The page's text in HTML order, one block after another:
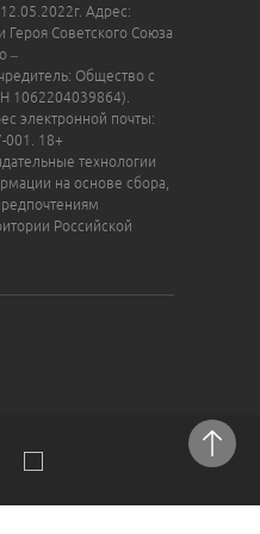
Адрес:
Героя Советского Союза
–
Общество с
1062204039864).
электронной почты:
001. 18+
технологии
на основе сбора,
Российской